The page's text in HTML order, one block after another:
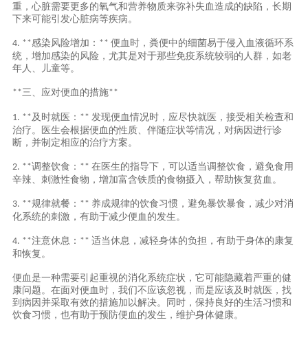
重，心脏需要更多的氧气和营养物质来弥补失血造成的缺陷，长期
下来可能引发心脏病等疾病。
4. **感染风险增加： ** 便血时，粪便中的细菌易于侵入血液循环系
统，增加感染的风险，尤其是对于那些免疫系统较弱的人群，如老
年人、儿童等。
**三、应对便血的措施**
1. **及时就医： ** 发现便血情况时，应尽快就医，接受相关检查和
治疗。医生会根据便血的性质、伴随症状等情况，对病因进行诊
断，并制定相应的治疗方案。
2. **调整饮食： ** 在医生的指导下，可以适当调整饮食，避免食用
辛辣、刺激性食物，增加富含铁质的食物摄入，帮助恢复贫血。
3. **规律就餐： ** 养成规律的饮食习惯，避免暴饮暴食，减少对消
化系统的刺激，有助于减少便血的发生。
4. **注意休息： ** 适当休息，减轻身体的负担，有助于身体的康复
和恢复。
便血是一种需要引起重视的消化系统症状，它可能隐藏着严重的健
康问题。在面对便血时，我们不应该忽视，而是应该及时就医，找
到病因并采取有效的措施加以解决。同时，保持良好的生活习惯和
饮食习惯，也有助于预防便血的发生，维护身体健康。